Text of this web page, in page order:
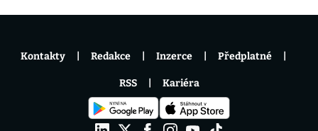
Kontakty Redakce Inzerce Předplatné
RSS Kariéra